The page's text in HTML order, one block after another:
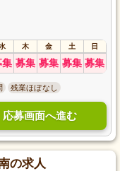
木 金 土 日
集 募集 募集 募集 募集
残業ほぼなし
応募画面へ進む
の求人